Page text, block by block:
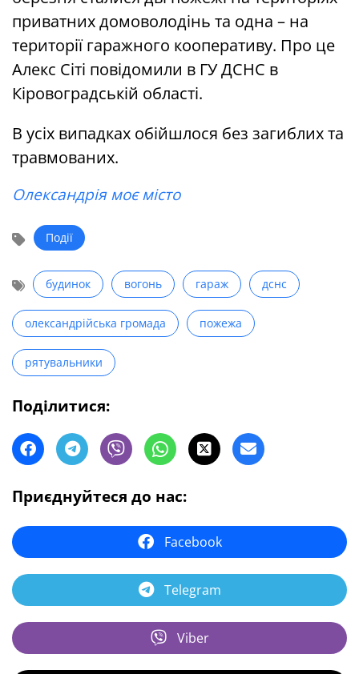
приватних домоволодінь та одна – на
території гаражного кооперативу. Про це
Алекс Сіті повідомили в ГУ ДСНС в
Кіровоградській області.
В усіх випадках обійшлося без загиблих та
травмованих.
Олександрія моє місто
Події
будинок вогонь гараж дснс
олександрійська громада пожежа
рятувальники
Поділитися:
Приєднуйтеся до нас:
Facebook
Telegram
Viber